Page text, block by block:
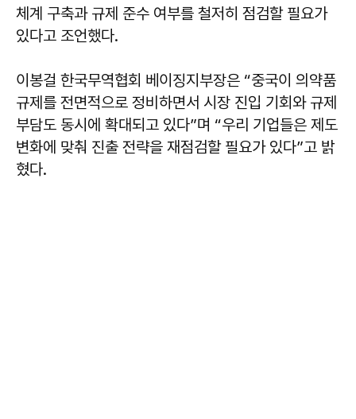
체계 구축과 규제 준수 여부를 철저히 점검할 필요가
있다고 조언했다.
이봉걸 한국무역협회 베이징지부장은 “중국이 의약품
규제를 전면적으로 정비하면서 시장 진입 기회와 규제
부담도 동시에 확대되고 있다”며 “우리 기업들은 제도
변화에 맞춰 진출 전략을 재점검할 필요가 있다”고 밝
혔다.